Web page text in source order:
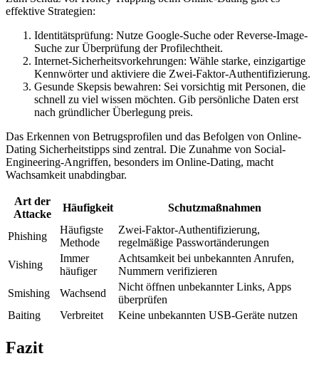
effektive Strategien:
Identitätsprüfung: Nutze Google-Suche oder Reverse-Image-
Suche zur Überprüfung der Profilechtheit.
Internet-Sicherheitsvorkehrungen: Wähle starke, einzigartige
Kennwörter und aktiviere die Zwei-Faktor-Authentifizierung.
Gesunde Skepsis bewahren: Sei vorsichtig mit Personen, die
schnell zu viel wissen möchten. Gib persönliche Daten erst
nach gründlicher Überlegung preis.
Das Erkennen von Betrugsprofilen und das Befolgen von Online-
Dating Sicherheitstipps sind zentral. Die Zunahme von Social-
Engineering-Angriffen, besonders im Online-Dating, macht
Wachsamkeit unabdingbar.
Art der
Attacke
Häufigkeit Schutzmaßnahmen
Phishing
Häufigste
Methode
Zwei-Faktor-Authentifizierung,
regelmäßige Passwortänderungen
Vishing
Immer
häufiger
Achtsamkeit bei unbekannten Anrufen,
Nummern verifizieren
Smishing
Wachsend
Nicht öffnen unbekannter Links, Apps
überprüfen
Baiting
Verbreitet Keine unbekannten USB-Geräte nutzen
Fazit